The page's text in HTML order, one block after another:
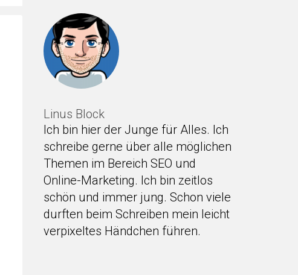
Linus Block
Ich bin hier der Junge für Alles. Ich
schreibe gerne über alle möglichen
Themen im Bereich SEO und
Online-Marketing. Ich bin zeitlos
schön und immer jung. Schon viele
durften beim Schreiben mein leicht
verpixeltes Händchen führen.